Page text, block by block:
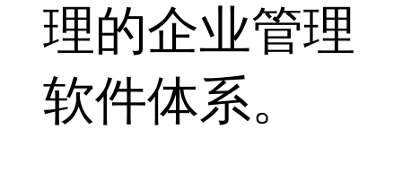
理的企业管理
软件体系。